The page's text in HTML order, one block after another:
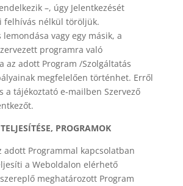
–, úgy Jelentkezését
felhívás nélkül töröljük.
lemondása vagy egy másik, a
programra való
az adott Program /Szolgáltatás
megfelelően történhet. Erről
a tájékoztató e-mailben Szervező
PROGRAMOK
adott Programmal kapcsolatban
a Weboldalon elérhető
meghatározott Program